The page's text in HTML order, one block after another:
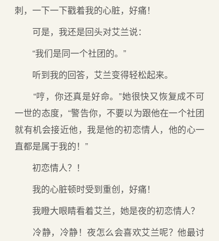
刺，一下一下戳着我的心脏，好痛！
可是，我还是回头对艾兰说：
“我们是同一个社团的。”
听到我的回答，艾兰变得轻松起来。
“哼，你还真是好命。”她很快又恢复成不可
一世的态度，“警告你，不要以为跟他在一个社团
就有机会接近他，我是他的初恋情人，他的心一
直都是属于我的！”
初恋情人？！
我的心脏顿时受到重创，好痛！
我瞪大眼睛看着艾兰，她是夜的初恋情人？
冷静，冷静！夜怎么会喜欢艾兰呢？他最讨